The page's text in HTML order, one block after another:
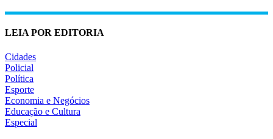
LEIA POR EDITORIA
Cidades
Policial
Política
Esporte
Economia e Negócios
Educação e Cultura
Especial